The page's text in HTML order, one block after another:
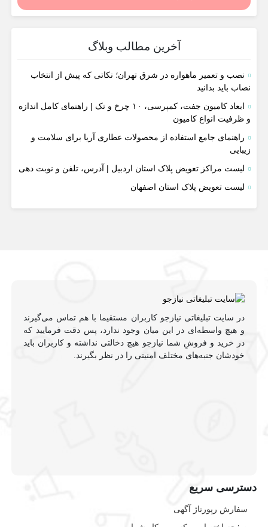
آخرین مطالب وبلاگ
نصب و تعمیر ماهواره در شرق تهران؛ نکاتی که پیش از انتخاب
نصاب باید بدانید
ابعاد کامیون جفت، کمپرسی، ۱۰ چرخ و تک | راهنمای کامل اندازه
و ظرفیت انواع کامیون
راهنمای جامع استفاده از محصولات عطاری آریا برای سلامت و
زیبایی
لیست مراکز تعویض پلاک استان اردبیل | آدرس، تلفن و نوبت دهی
لیست تعویض پلاک استان اصفهان
در سایت تبلیغاتی نیازجو کاربران مستقیما با هم تماس می‌گیرند
و هیچ واسطه‌ای در این میان وجود ندارد، پس دقت فرمایید که
در خرید و فروشِ شما نیازجو هیچ دخالتی نداشته و کاربران باید
خودشان جنبه‌های مختلف امنیتی را در نظر بگیرند.
دسترسی سریع
سفارش رپورتاژ آگهی